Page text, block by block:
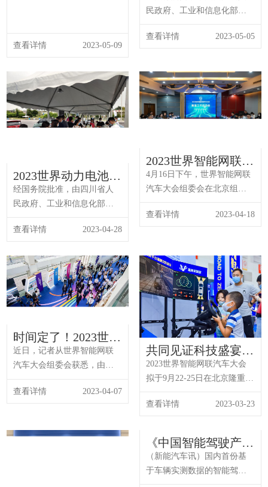
查看详情 2023-05-09
验 等你来试
民政府、工业和信息化部主
暨动力电池绿色低碳出行展
办。作为展会重要配套活动
之一的“嗨动试乘”新能源汽车
试乘体验活动将在四川宜宾
查看详情 2023-05-05
2023世界动力电池大
会新能源汽车乘驾体
验 等你来试
经国务院批准，由四川省人
民政府、工业和信息化部主
暨动力电池绿色低碳出行展
日在宜宾国际会展中心举
办。作为展会重要配套活动
之一的“嗨动乘驾”新能源汽车
乘驾体验活动将在四川宜宾
多个主流汽车品牌、...
查看详情 2023-04-28
2023世界智能网联汽
车大会筹备工作启动
会在京召开
4月16日下午，世界智能网联
汽车大会组委会在北京组织
大会筹备工作启动会。本次
结，并围绕2023年大会及展
览方案等进行交流讨论。在
各方的大力支持及通力协作
下，2022世界智能网联汽车
大会于2022年9月...
查看详情 2023-04-18
时间定了！2023世界
智能网联汽车大会暨
展览会将于9月北京
近日，记者从世界智能网联
汽车大会组委会获悉，由北
化部、公安部、交通运输
会暨展览会（简称WICV），
查看详情 2023-04-07
共同见证科技盛宴
WICV邀您莅临展会
2023世界智能网联汽车大会
拟于9月22-25日在北京隆重举
一场别开生面的盛宴。本次
验、发布、对接”六位一体的
形式为您呈现，让您在展会
期间感受到前所未有的视觉
查看详情 2023-03-23
《中国智能驾驶产业
发展年度报告
（2022）》将于3月
（新能汽车讯）国内首份基
于车辆实测数据的智能驾驶